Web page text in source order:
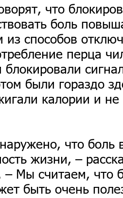
что
боль
способов
перца
были гораздо
калории и
что боль
жизни, –
Мы считаем, что
быть очень